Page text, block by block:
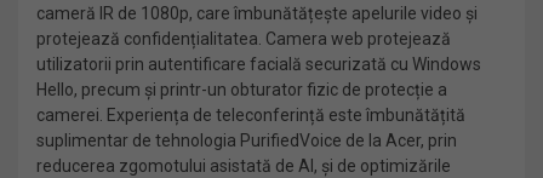
cameră IR de 1080p, care îmbunătățește apelurile video și
protejează confidențialitatea. Camera web protejează
utilizatorii prin autentificare facială securizată cu Windows
Hello, precum și printr-un obturator fizic de protecție a
camerei. Experiența de teleconferință este îmbunătățită
suplimentar de tehnologia PurifiedVoice de la Acer, prin
reducerea zgomotului asistată de AI, și de optimizările